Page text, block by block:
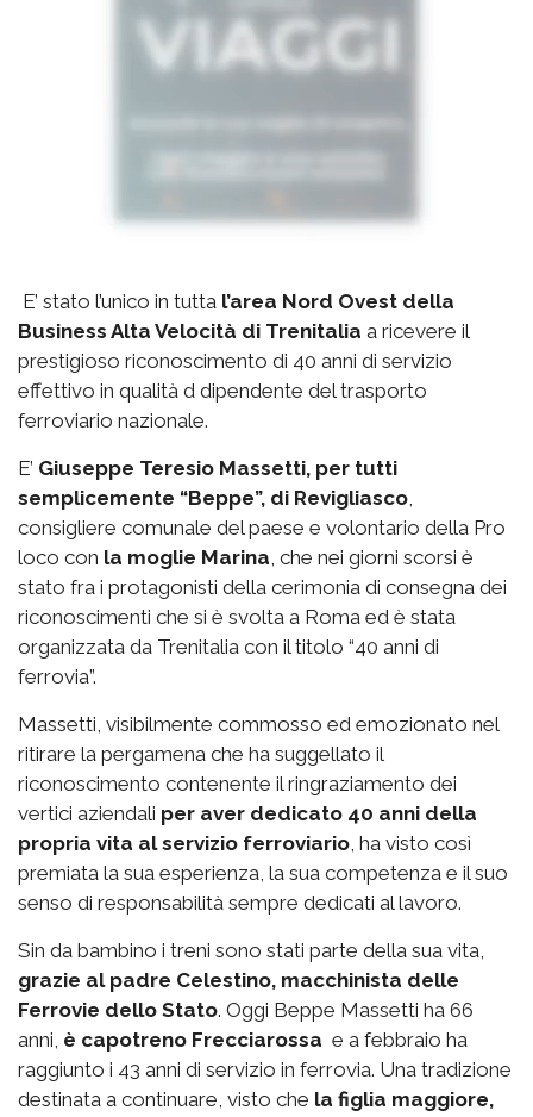
E’ stato l’unico in tutta l’area Nord Ovest della
Business Alta Velocità di Trenitalia a ricevere il
prestigioso riconoscimento di 40 anni di servizio
effettivo in qualità d dipendente del trasporto
ferroviario nazionale.
E’ Giuseppe Teresio Massetti, per tutti
semplicemente “Beppe”, di Revigliasco,
consigliere comunale del paese e volontario della Pro
loco con la moglie Marina, che nei giorni scorsi è
stato fra i protagonisti della cerimonia di consegna dei
riconoscimenti che si è svolta a Roma ed è stata
organizzata da Trenitalia con il titolo “40 anni di
ferrovia”.
Massetti, visibilmente commosso ed emozionato nel
ritirare la pergamena che ha suggellato il
riconoscimento contenente il ringraziamento dei
vertici aziendali per aver dedicato 40 anni della
propria vita al servizio ferroviario, ha visto così
premiata la sua esperienza, la sua competenza e il suo
senso di responsabilità sempre dedicati al lavoro.
Sin da bambino i treni sono stati parte della sua vita,
grazie al padre Celestino, macchinista delle
Ferrovie dello Stato. Oggi Beppe Massetti ha 66
anni, è capotreno Frecciarossa e a febbraio ha
raggiunto i 43 anni di servizio in ferrovia. Una tradizione
destinata a continuare, visto che la figlia maggiore,